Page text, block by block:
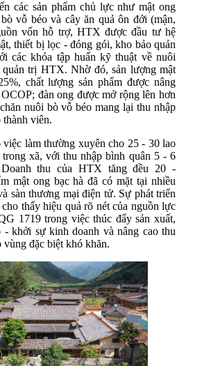
các sản phẩm chủ lực như mật ong
vỗ béo và cây ăn quả ôn đới (mận,
vốn hỗ trợ, HTX được đầu tư hệ
thiết bị lọc - đóng gói, kho bảo quản
các khóa tập huấn kỹ thuật về nuôi
quản trị HTX. Nhờ đó, sản lượng mật
chất lượng sản phẩm được nâng
đàn ong được mở rộng lên hơn
nuôi bò vỗ béo mang lại thu nhập
thành viên.
làm thường xuyên cho 25 - 30 lao
xã, với thu nhập bình quân 5 - 6
Doanh thu của HTX tăng đều 20 -
mật ong bạc hà đã có mặt tại nhiều
sàn thương mại điện tử. Sự phát triển
thấy hiệu quả rõ nét của nguồn lực
1719 trong việc thúc đẩy sản xuất,
khởi sự kinh doanh và nâng cao thu
vùng đặc biệt khó khăn.